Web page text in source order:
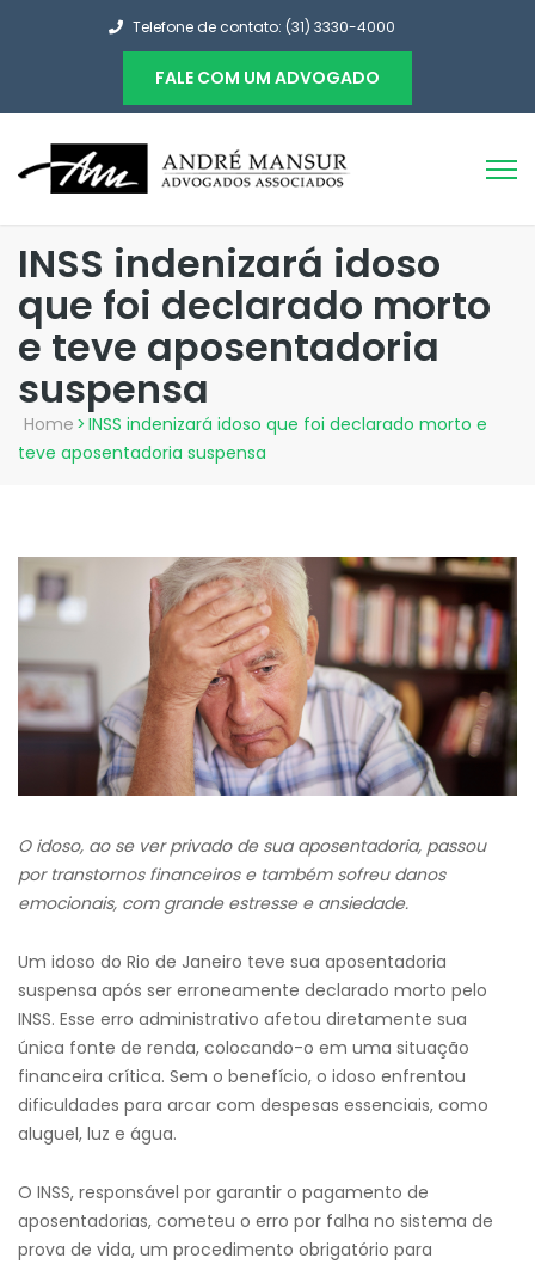
Telefone de contato: (31) 3330-4000
FALE COM UM ADVOGADO
INSS indenizará idoso
que foi declarado morto
e teve aposentadoria
suspensa
Home > INSS indenizará idoso que foi declarado morto e
teve aposentadoria suspensa
O idoso, ao se ver privado de sua aposentadoria, passou
por transtornos financeiros e também sofreu danos
emocionais, com grande estresse e ansiedade.
Um idoso do Rio de Janeiro teve sua aposentadoria
suspensa após ser erroneamente declarado morto pelo
INSS. Esse erro administrativo afetou diretamente sua
única fonte de renda, colocando-o em uma situação
financeira crítica. Sem o benefício, o idoso enfrentou
dificuldades para arcar com despesas essenciais, como
aluguel, luz e água.
O INSS, responsável por garantir o pagamento de
aposentadorias, cometeu o erro por falha no sistema de
prova de vida, um procedimento obrigatório para